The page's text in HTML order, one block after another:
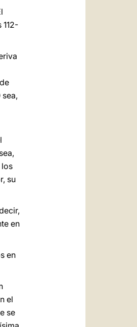
112-
sea,
los
su
en
en
el
se